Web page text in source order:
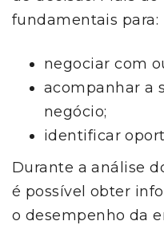
fundamentais para:
negociar com
acompanhar a
negócio;
identificar
Durante a análise
é possível obter
o desempenho da